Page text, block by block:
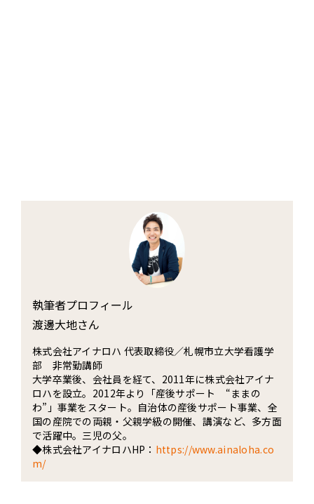
執筆者プロフィール
渡邊大地さん
株式会社アイナロハ 代表取締役／札幌市立大学看護学
部 非常勤講師
大学卒業後、会社員を経て、2011年に株式会社アイナ
ロハを設立。2012年より「産後サポート “ままの
わ”」事業をスタート。自治体の産後サポート事業、全
国の産院での両親・父親学級の開催、講演など、多方面
で活躍中。三児の父。
◆株式会社アイナロハHP： https://www.ainaloha.co
m/